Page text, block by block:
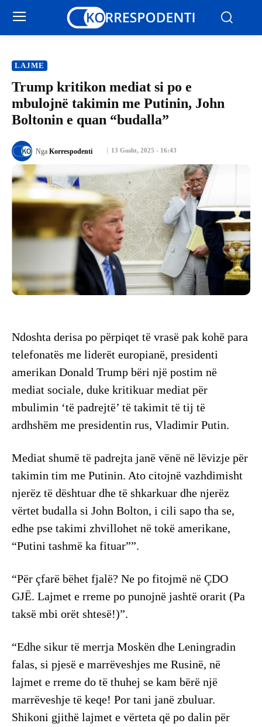
LAJME
Trump kritikon mediat si po e
mbulojnë takimin me Putinin, John
Boltonin e quan “budalla”
13 Gusht, 2025 - 16:43
Nga Korrespodenti
Ndoshta derisa po përpiqet të vrasë pak kohë para
telefonatës me liderët europianë, presidenti
amerikan Donald Trump bëri një postim në
mediat sociale, duke kritikuar mediat për
mbulimin ‘të padrejtë’ të takimit të tij të
ardhshëm me presidentin rus, Vladimir Putin.
Mediat shumë të padrejta janë vënë në lëvizje për
takimin tim me Putinin. Ato citojnë vazhdimisht
njerëz të dështuar dhe të shkarkuar dhe njerëz
vërtet budalla si John Bolton, i cili sapo tha se,
edhe pse takimi zhvillohet në tokë amerikane,
“Putini tashmë ka fituar””.
“Për çfarë bëhet fjalë? Ne po fitojmë në ÇDO
GJË. Lajmet e rreme po punojnë jashtë orarit (Pa
taksë mbi orët shtesë!)”.
“Edhe sikur të merrja Moskën dhe Leningradin
falas, si pjesë e marrëveshjes me Rusinë, në
lajmet e rreme do të thuhej se kam bërë një
marrëveshje të keqe! Por tani janë zbuluar.
Shikoni gjithë lajmet e vërteta që po dalin për